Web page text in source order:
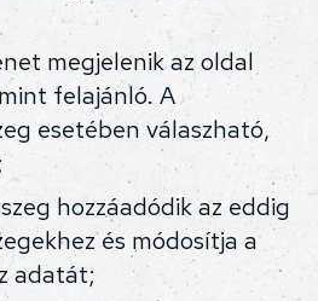
megjelenik az oldal
felajánló. A
esetében válaszható,
hozzáadódik az eddig
és módosítja a
adatát;